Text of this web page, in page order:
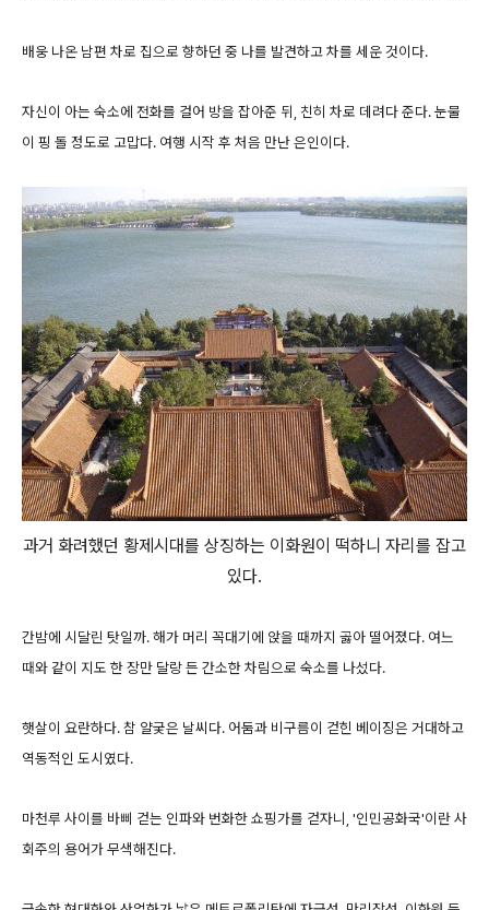
배웅 나온 남편 차로 집으로 향하던 중 나를 발견하고 차를 세운 것이다.
자신이 아는 숙소에 전화를 걸어 방을 잡아준 뒤, 친히 차로 데려다 준다. 눈물
이 핑 돌 정도로 고맙다. 여행 시작 후 처음 만난 은인이다.
과거 화려했던 황제시대를 상징하는 이화원이 떡하니 자리를 잡고
있다.
간밤에 시달린 탓일까. 해가 머리 꼭대기에 앉을 때까지 곯아 떨어졌다. 여느
때와 같이 지도 한 장만 달랑 든 간소한 차림으로 숙소를 나섰다.
햇살이 요란하다. 참 얄궂은 날씨다. 어둠과 비구름이 걷힌 베이징은 거대하고
역동적인 도시였다.
마천루 사이를 바삐 걷는 인파와 번화한 쇼핑가를 걷자니, '인민공화국'이란 사
회주의 용어가 무색해진다.